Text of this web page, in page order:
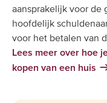
aansprakelijk voor de
hoofdelijk
voor het betalen van
Lees meer over hoe
kopen van een huis